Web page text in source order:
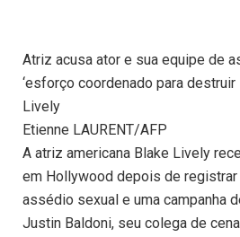
Atriz acusa ator e sua equipe de
‘esforço coordenado para destruir
Lively
Etienne LAURENT/AFP
A atriz americana Blake Lively
em Hollywood depois de registrar
assédio sexual e uma campanha
Justin Baldoni, seu colega de